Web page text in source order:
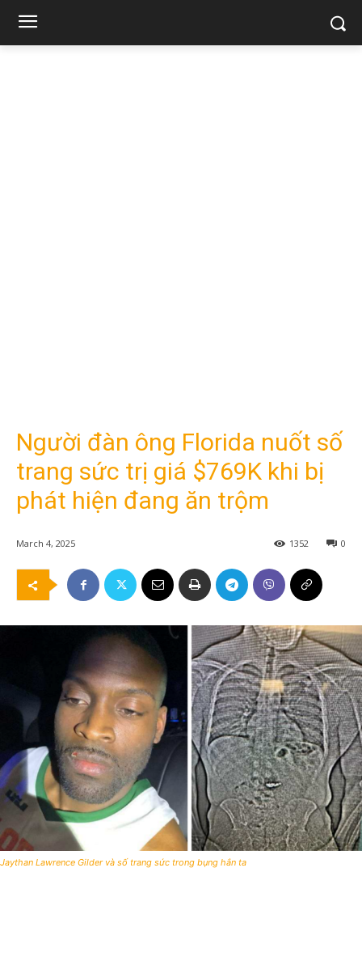
Người đàn ông Florida nuốt số
trang sức trị giá $769K khi bị
phát hiện đang ăn trộm
March 4, 2025 0
1352
Jaythan Lawrence Gilder và số trang sức trong bụng hắn ta